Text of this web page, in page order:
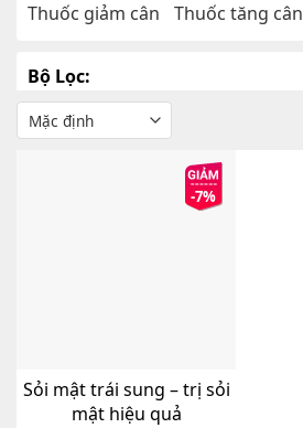
Thuốc giảm cân
Thuốc tăng cân
Bộ Lọc:
-7%
Sỏi mật trái sung – trị sỏi
mật hiệu quả